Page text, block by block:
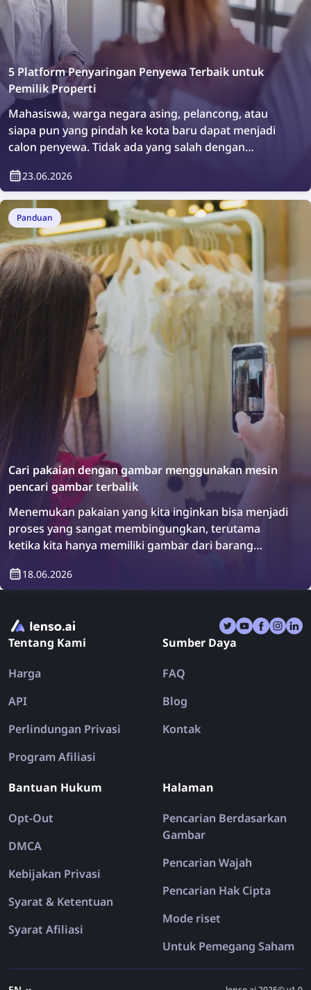
5 Platform Penyaringan Penyewa Terbaik untuk
Pemilik Properti
Mahasiswa, warga negara asing, pelancong, atau
siapa pun yang pindah ke kota baru dapat menjadi
calon penyewa. Tidak ada yang salah dengan
memverifikasi siapa yang akan tinggal di properti
Anda. Bagaimana caranya? Mudah, dengan
menggunakan platform penyaringan penyewa.
23.06.2026
Panduan
Cari pakaian dengan gambar menggunakan mesin
pencari gambar terbalik
Menemukan pakaian yang kita inginkan bisa menjadi
proses yang sangat membingungkan, terutama
ketika kita hanya memiliki gambar dari barang
terbalik! Temukan cara menemukan pakaian
18.06.2026
Tentang Kami
Harga
API
Perlindungan Privasi
Program Afiliasi
Sumber Daya
FAQ
Blog
Kontak
Bantuan Hukum
Opt-Out
DMCA
Kebijakan Privasi
Syarat & Ketentuan
Syarat Afiliasi
Halaman
Pencarian Berdasarkan
Gambar
Pencarian Wajah
Pencarian Hak Cipta
Mode riset
Untuk Pemegang Saham